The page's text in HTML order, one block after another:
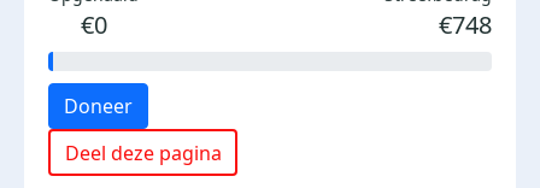
€0 €748
Doneer
Deel deze pagina